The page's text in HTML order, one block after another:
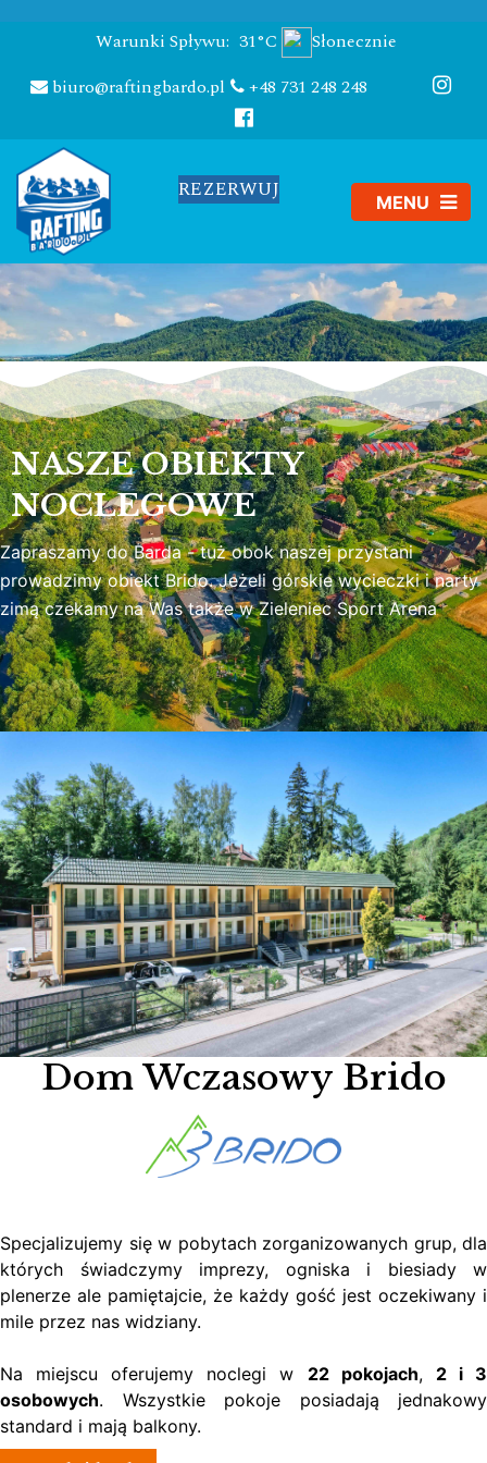
Warunki Spływu: 31°C
Słonecznie
biuro@raftingbardo.pl
+48 731 248 248
REZERWUJ
NASZE OBIEKTY
NOCLEGOWE
Zapraszamy do Barda - tuż obok naszej przystani
prowadzimy obiekt Brido. Jeżeli górskie wycieczki i narty
zimą czekamy na Was także w Zieleniec Sport Arena
Dom Wczasowy Brido
Specjalizujemy się w pobytach zorganizowanych grup, dla
których świadczymy imprezy, ogniska i biesiady w
plenerze ale pamiętajcie, że każdy gość jest oczekiwany i
mile przez nas widziany.
Na miejscu oferujemy noclegi w 22 pokojach, 2 i 3
osobowych. Wszystkie pokoje posiadają jednakowy
standard i mają balkony.